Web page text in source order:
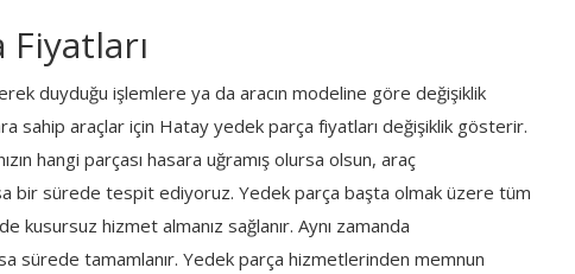
duyduğu işlemlere ya da aracın modeline göre değişiklik
sahip araçlar için Hatay yedek parça fiyatları değişiklik gösterir.
hangi parçası hasara uğramış olursa olsun, araç
bir sürede tespit ediyoruz. Yedek parça başta olmak üzere tüm
kusursuz hizmet almanız sağlanır. Aynı zamanda
sürede tamamlanır. Yedek parça hizmetlerinden memnun